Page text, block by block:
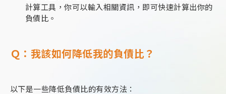
計算工具，你可以輸入相關資訊，即可快速計算出你的
負債比。
Ｑ：我該如何降低我的負債比？
以下是一些降低負債比的有效方法：